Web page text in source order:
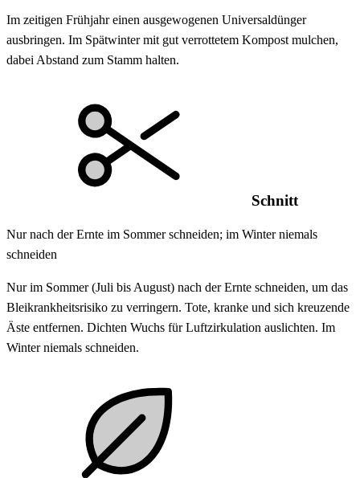
Im zeitigen Frühjahr einen ausgewogenen Universaldünger
ausbringen. Im Spätwinter mit gut verrottetem Kompost mulchen,
dabei Abstand zum Stamm halten.
Schnitt
Nur nach der Ernte im Sommer schneiden; im Winter niemals
schneiden
Nur im Sommer (Juli bis August) nach der Ernte schneiden, um das
Bleikrankheitsrisiko zu verringern. Tote, kranke und sich kreuzende
Äste entfernen. Dichten Wuchs für Luftzirkulation auslichten. Im
Winter niemals schneiden.